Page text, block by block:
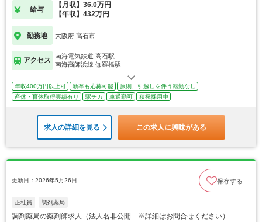
給与
【月収】36.0万円
【年収】432万円
勤務地 大阪府 高石市
アクセス
南海電気鉄道 高石駅
南海高師浜線 伽羅橋駅
年収400万円以上可 新卒も応募可能
原則、引越しを伴う転勤なし
産休・育休取得実績有り
駅チカ 車通勤可 積極採用中
求人の詳細を見る この求人に興味がある
更新日：2026年5月26日 保存する
正社員 調剤薬局
調剤薬局の薬剤師求人（法人名非公開 ※詳細はお問合せください）